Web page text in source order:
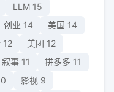
LLM 15
创业 14 美国 14
12 美团 12
叙事 11 拼多多 11
影视 9